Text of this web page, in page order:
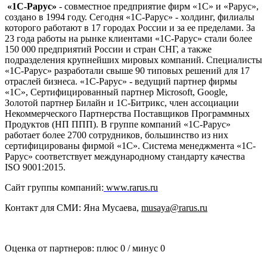
«1С-Рарус» - совместное предприятие фирм «1С» и «Рарус»,
создано в 1994 году. Сегодня «1С-Рарус» - холдинг, филиалы
которого работают в 17 городах России и за ее пределами. За
23 года работы на рынке клиентами «1С-Рарус» стали более
150 000 предприятий России и стран СНГ, а также
подразделения крупнейших мировых компаний. Специалисты
«1С-Рарус» разработали свыше 90 типовых решений для 17
отраслей бизнеса. «1С-Рарус» - ведущий партнер фирмы
«1С», Сертифицированный партнер Microsoft, Google,
Золотой партнер Билайн и 1С-Битрикс, член ассоциации
Некоммерческого Партнерства Поставщиков Программных
Продуктов (НП ППП). В группе компаний «1С-Рарус»
работает более 2700 сотрудников, большинство из них
сертифицированы фирмой «1С». Система менеджмента «1С-
Рарус» соответствует международному стандарту качества
ISO 9001:2015.
Сайт группы компаний: www.rarus.ru
Контакт для СМИ: Яна Мусаева, musaya@rarus.ru
Оценка от партнеров: плюс 0 / минус 0